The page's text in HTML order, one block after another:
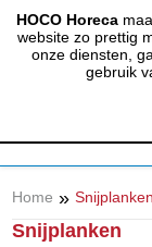
HOCO Horeca
website zo prettig
onze diensten,
gebruik
Home » Snijplanken
Snijplanken